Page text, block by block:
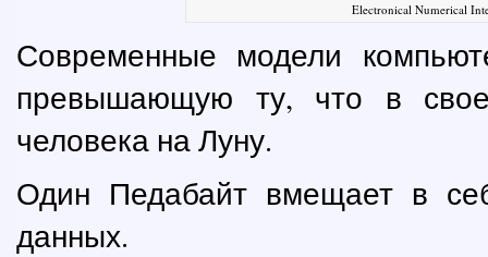
Electronical Numerical
Современные модели
превышающую ту, что в
человека на Луну.
Один Педабайт вмещает в
данных.